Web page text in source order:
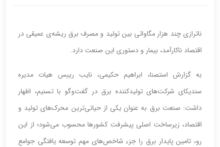
ناترازی چند هزار مگاواتی بین تولید و مصرف برق ریشه‌ی عمیقی در
اقتصاد ناکارآمد، بیمار و دستوری این صنعت دارد.
به گزارش استصنا، ابراهیم حکیمی، نایب رییس هیات مدیره
سندیکای شرکت‌های تولیدکننده برق در گفت‌وگو با تسنیم، اظهار
داشت: صنعت برق به عنوان یکی از حیاتی‌ترین محرک‌های تولید و
اقتصاد، زیرساخت اصلی پیشرفت کشورها محسوب می‌شود؛ از این
رو، تامین پایدار برق را جزء شاخص‌های مهم توسعه یافتگی جوامع